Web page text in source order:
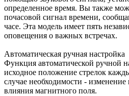
определенное время. Вы также
почасовой сигнал времени,
часе. Эта модель имеет пять
оповещения о важных встречах.
Автоматическая ручная настройка
Функция автоматической ручной
исходное положение стрелок
случае необходимости - изменение
влияния магнитного поля.